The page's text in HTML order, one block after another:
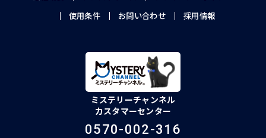
使用条件
お問い合わせ 採用情報
ミステリーチャンネル
カスタマーセンター
0570-002-316